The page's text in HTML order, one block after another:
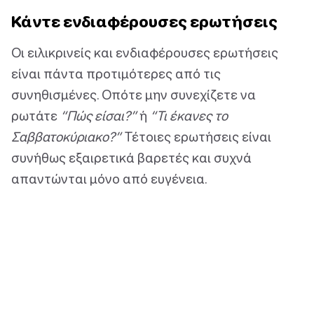
Κάντε ενδιαφέρουσες ερωτήσεις
Οι ειλικρινείς και ενδιαφέρουσες ερωτήσεις
είναι πάντα προτιμότερες από τις
συνηθισμένες. Οπότε μην συνεχίζετε να
ρωτάτε “Πώς είσαι?”ή “Τι έκανες το
Σαββατοκύριακο?”Τέτοιες ερωτήσεις είναι
συνήθως εξαιρετικά βαρετές και συχνά
απαντώνται μόνο από ευγένεια.